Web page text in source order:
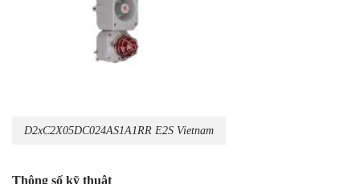
D2xC2X05DC024AS1A1RR E2S Vietnam
Thông số kỹ thuật